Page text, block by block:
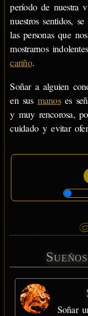
período de nuestra
nuestros sentidos,
las personas que
mostrarnos
cariño.
Soñar a alguien
en sus manoses
y muy rencorosa,
cuidado y evitar
Soñar